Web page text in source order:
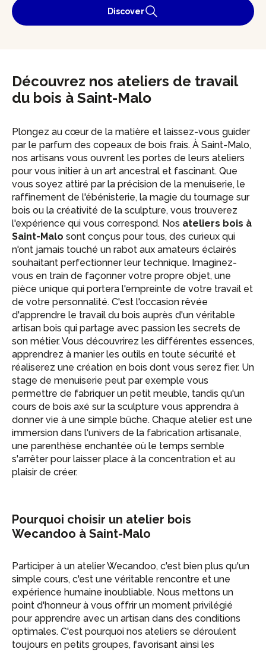
Discover
Découvrez nos ateliers de travail
du bois à Saint-Malo
Plongez au cœur de la matière et laissez-vous guider
par le parfum des copeaux de bois frais. À Saint-Malo,
nos artisans vous ouvrent les portes de leurs ateliers
pour vous initier à un art ancestral et fascinant. Que
vous soyez attiré par la précision de la menuiserie, le
raffinement de l'ébénisterie, la magie du tournage sur
bois ou la créativité de la sculpture, vous trouverez
l'expérience qui vous correspond. Nos ateliers bois à
Saint-Malo sont conçus pour tous, des curieux qui
n'ont jamais touché un rabot aux amateurs éclairés
souhaitant perfectionner leur technique. Imaginez-
vous en train de façonner votre propre objet, une
pièce unique qui portera l'empreinte de votre travail et
de votre personnalité. C'est l'occasion rêvée
d'apprendre le travail du bois auprès d'un véritable
artisan bois qui partage avec passion les secrets de
son métier. Vous découvrirez les différentes essences,
apprendrez à manier les outils en toute sécurité et
réaliserez une création en bois dont vous serez fier. Un
stage de menuiserie peut par exemple vous
permettre de fabriquer un petit meuble, tandis qu'un
cours de bois axé sur la sculpture vous apprendra à
donner vie à une simple bûche. Chaque atelier est une
immersion dans l'univers de la fabrication artisanale,
une parenthèse enchantée où le temps semble
s'arrêter pour laisser place à la concentration et au
plaisir de créer.
Pourquoi choisir un atelier bois
Wecandoo à Saint-Malo
Participer à un atelier Wecandoo, c'est bien plus qu'un
simple cours, c'est une véritable rencontre et une
expérience humaine inoubliable. Nous mettons un
point d'honneur à vous offrir un moment privilégié
pour apprendre avec un artisan dans des conditions
optimales. C'est pourquoi nos ateliers se déroulent
toujours en petits groupes, favorisant ainsi les